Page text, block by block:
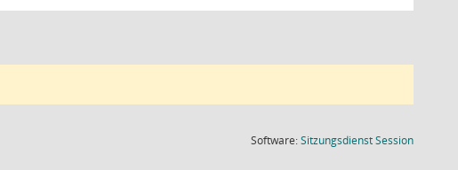
Software:SitzungsdienstSession(Wird in